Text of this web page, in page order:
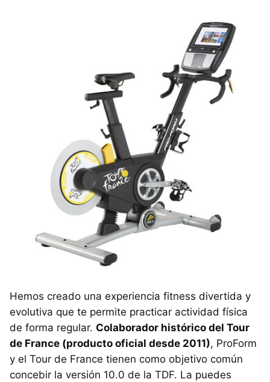
Hemos creado una experiencia fitness divertida y
evolutiva que te permite practicar actividad física
de forma regular. Colaborador histórico del Tour
de France (producto oficial desde 2011), ProForm
y el Tour de France tienen como objetivo común
concebir la versión 10.0 de la TDF. La puedes